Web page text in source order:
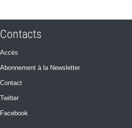
Contacts
Accès
Abonnement à la Newsletter
Contact
Twitter
Facebook